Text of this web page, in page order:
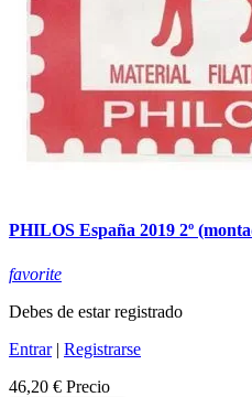
PHILOS España 2019 2º
favorite
Debes de estar registrado
Entrar| Registrarse
46,20 € Precio